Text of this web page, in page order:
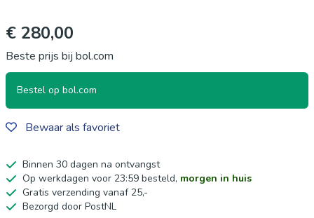
€ 280,00
Beste prijs bij bol.com
Bestel op bol.com
Bewaar als favoriet
Binnen 30 dagen na ontvangst
Op werkdagen voor 23:59 besteld, morgen in huis
Gratis verzending vanaf 25,-
Bezorgd door PostNL